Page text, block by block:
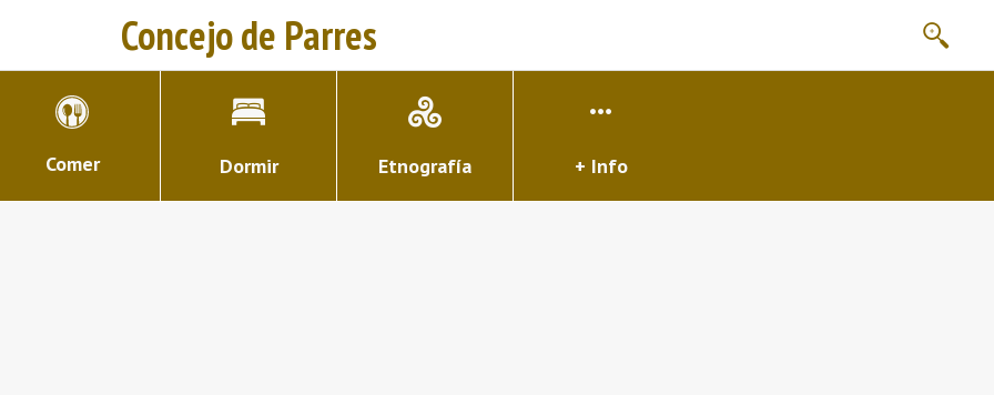
Concejo de Parres
Comer Dormir Etnografía + Info